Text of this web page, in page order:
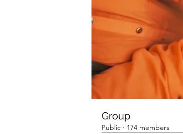
Group
Public · 174 members